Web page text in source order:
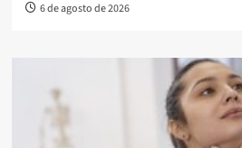
6 de agosto de 2026